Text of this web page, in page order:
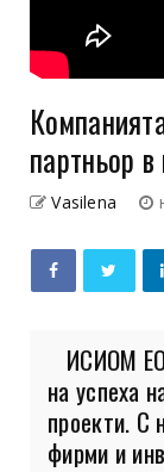
партньор
Vasilena
ИСИОМ
на успеха
проекти. С
фирми и